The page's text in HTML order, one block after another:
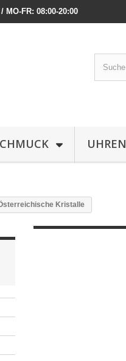
MO-FR: 08:00-20:00
UHREN
Kristalle